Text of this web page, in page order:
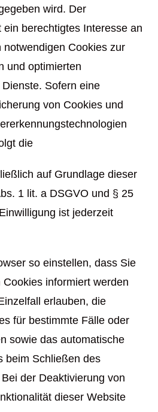
wird. Der
berechtigtes Interesse an
Cookies zur
und optimierten
Sofern eine
von Cookies und
die
auf Grundlage dieser
1 lit. a DSGVO und § 25
ist jederzeit
so einstellen, dass Sie
informiert werden
erlauben, die
für bestimmte Fälle oder
sowie das automatische
beim Schließen des
der Deaktivierung von
dieser Website